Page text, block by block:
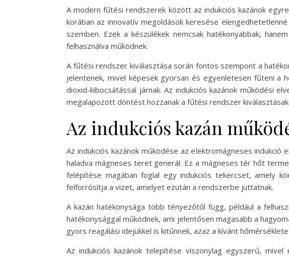
A modern fűtési rendszerek között az indukciós kazánok
korában az innovatív megoldások keresése
szemben. Ezek a készülékek nemcsak hatékonyabbak,
felhasználva működnek.
A fűtési rendszer kiválasztása során fontos szempont a
jelentenek, mivel képesek gyorsan és egyenletesen fűteni a
dioxid-kibocsátással járnak. Az indukciós kazánok működési
megalapozott döntést hozzanak a fűtési rendszer
Az indukciós kazán
Az indukciós kazánok működése az elektromágneses
haladva mágneses teret generál. Ez a mágneses tér hőt
felépítése magában foglal egy indukciós tekercset, amely
felforrósítja a vizet, amelyet ezután a rendszerbe juttatnak.
A kazán hatékonysága több tényezőtől függ, például a
hatékonysággal működnek, ami jelentősen magasabb a
gyors reagálási idejükkel is kitűnnek, azaz a kívánt
Az indukciós kazánok telepítése viszonylag egyszerű,